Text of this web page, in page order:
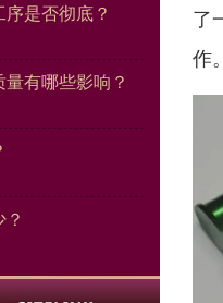
是否彻底？
有哪些影响？
了
作